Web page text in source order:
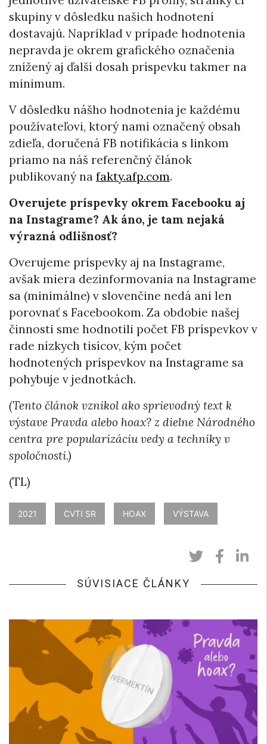
skupiny v dôsledku našich hodnotení
dostavajú. Napríklad v prípade hodnotenia
nepravda je okrem grafického označenia
znížený aj ďalší dosah príspevku takmer na
minimum.
V dôsledku nášho hodnotenia je každému
používateľovi, ktorý nami označený obsah
zdieľa, doručená FB notifikácia s linkom
priamo na náš referenčný článok
publikovaný na fakty.afp.com.
Overujete príspevky okrem Facebooku aj
na Instagrame? Ak áno, je tam nejaká
výrazná odlišnosť?
Overujeme príspevky aj na Instagrame,
avšak miera dezinformovania na Instagrame
sa (minimálne) v slovenčine nedá ani len
porovnať s Facebookom. Za obdobie našej
činnosti sme hodnotili počet FB príspevkov v
rade nízkych tisícov, kým počet
hodnotených príspevkov na Instagrame sa
pohybuje v jednotkách.
(Tento článok vznikol ako sprievodný text k
výstave Pravda alebo hoax? z dielne Národného
centra pre popularizáciu vedy a techniky v
spoločnosti.)
(TL)
2021 CVTI SR HOAX VÝSTAVA
SÚVISIACE ČLÁNKY